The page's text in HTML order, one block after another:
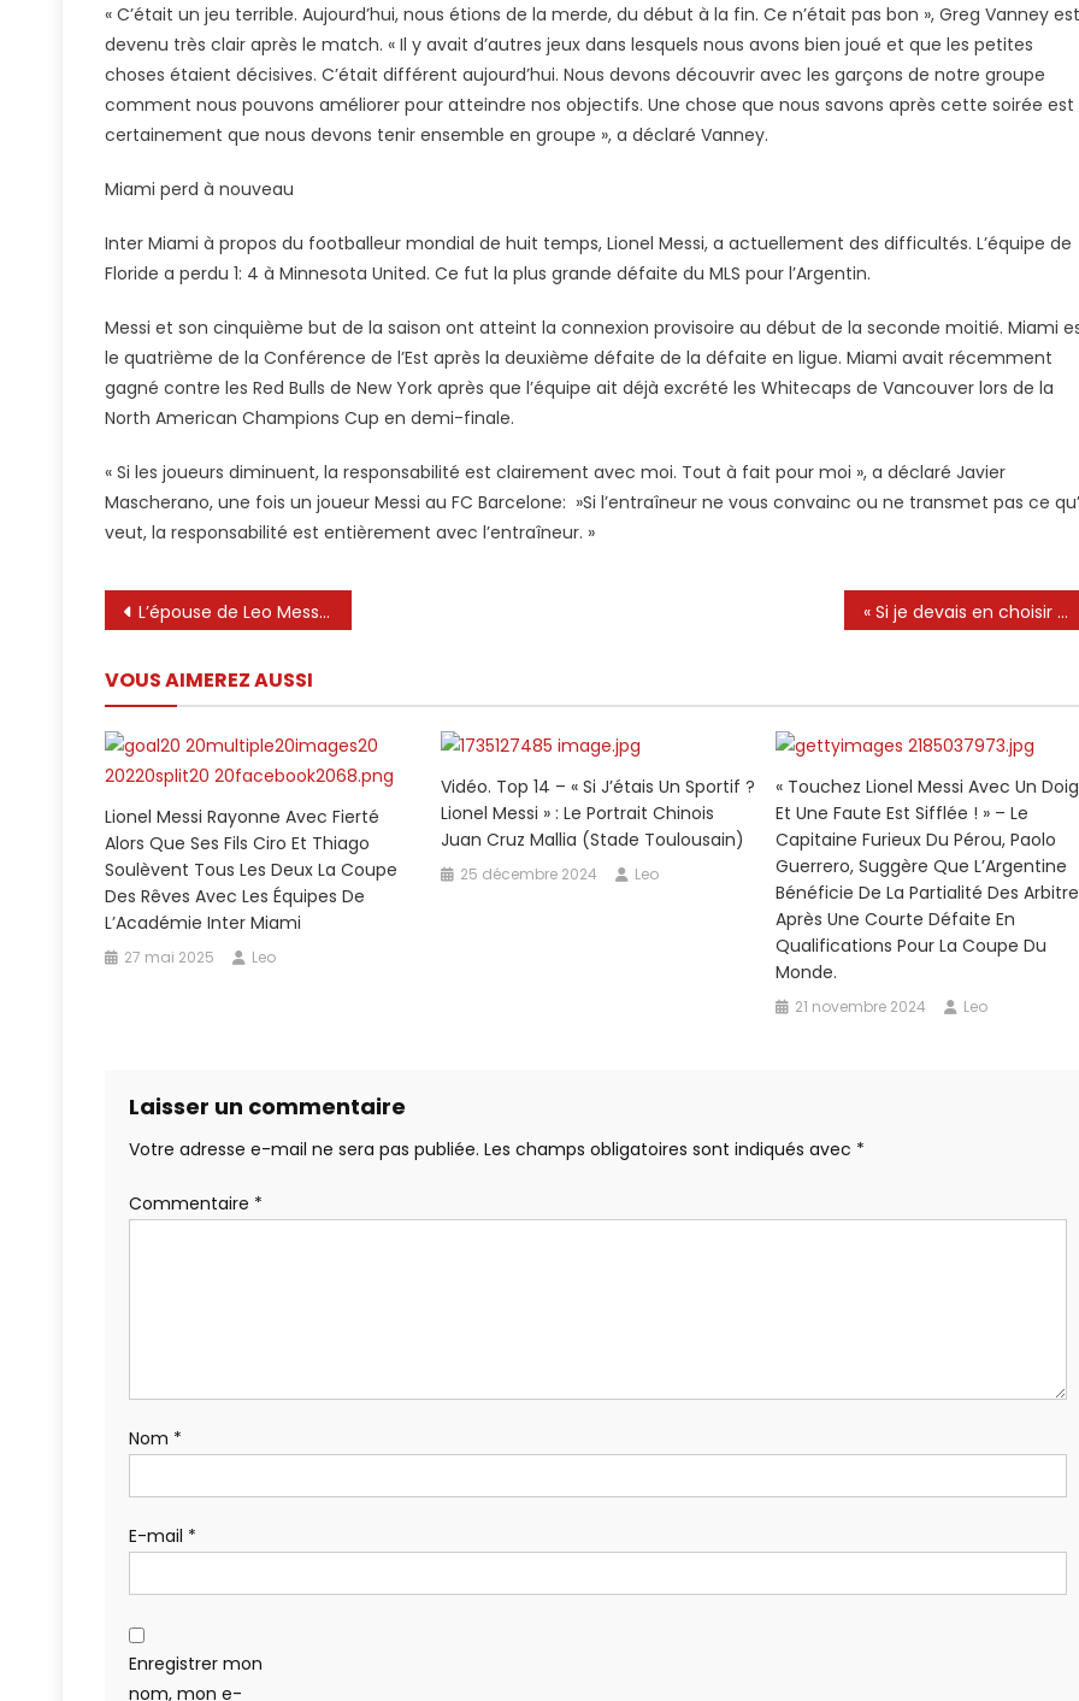
« C’était un jeu terrible. Aujourd’hui, nous étions de la merde, du début à la fin. Ce n’était pas bon », Greg Vanney est
devenu très clair après le match. « Il y avait d’autres jeux dans lesquels nous avons bien joué et que les petites
choses étaient décisives. C’était différent aujourd’hui. Nous devons découvrir avec les garçons de notre groupe
comment nous pouvons améliorer pour atteindre nos objectifs. Une chose que nous savons après cette soirée est
certainement que nous devons tenir ensemble en groupe », a déclaré Vanney.
Miami perd à nouveau
Inter Miami à propos du footballeur mondial de huit temps, Lionel Messi, a actuellement des difficultés. L’équipe de
Floride a perdu 1: 4 à Minnesota United. Ce fut la plus grande défaite du MLS pour l’Argentin.
Messi et son cinquième but de la saison ont atteint la connexion provisoire au début de la seconde moitié. Miami
le quatrième de la Conférence de l’Est après la deuxième défaite de la défaite en ligue. Miami avait récemment
gagné contre les Red Bulls de New York après que l’équipe ait déjà excrété les Whitecaps de Vancouver lors de la
North American Champions Cup en demi-finale.
« Si les joueurs diminuent, la responsabilité est clairement avec moi. Tout à fait pour moi », a déclaré Javier
Mascherano, une fois un joueur Messi au FC Barcelone: ​​ »Si l’entraîneur ne vous convainc ou ne transmet pas ce
veut, la responsabilité est entièrement avec l’entraîneur. »
Navigation
l’article
L’épouse de Leo Messi, Antonela Roccuzzo, montre comment leur famille a célébré la fête des mères « Si je devais en choisir un, ce serait lui »
VOUS AIMEREZ AUSSI
Lionel Messi Rayonne Avec Fierté
Alors Que Ses Fils Ciro Et Thiago
Soulèvent Tous Les Deux La Coupe
Des Rêves Avec Les Équipes De
L’Académie Inter Miami
27 mai 2025 Leo
Vidéo. Top 14 – « Si J’étais Un Sportif ?
Lionel Messi » : Le Portrait Chinois
Juan Cruz Mallia (Stade Toulousain)
25 décembre 2024 Leo
« Touchez Lionel Messi Avec Un
Et Une Faute Est Sifflée ! » – Le
Capitaine Furieux Du Pérou, Paolo
Guerrero, Suggère Que L’Argentine
Bénéficie De La Partialité Des
Après Une Courte Défaite En
Qualifications Pour La Coupe Du
Monde.
21 novembre 2024 Leo
Laisser un commentaire
Votre adresse e-mail ne sera pas publiée. Les champs obligatoires sont indiqués avec *
Commentaire *
Nom *
E-mail *
Enregistrer mon
nom, mon e-